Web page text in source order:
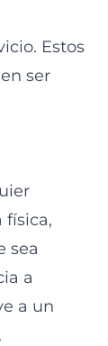
Estos
ser
física,
sea
a
a un